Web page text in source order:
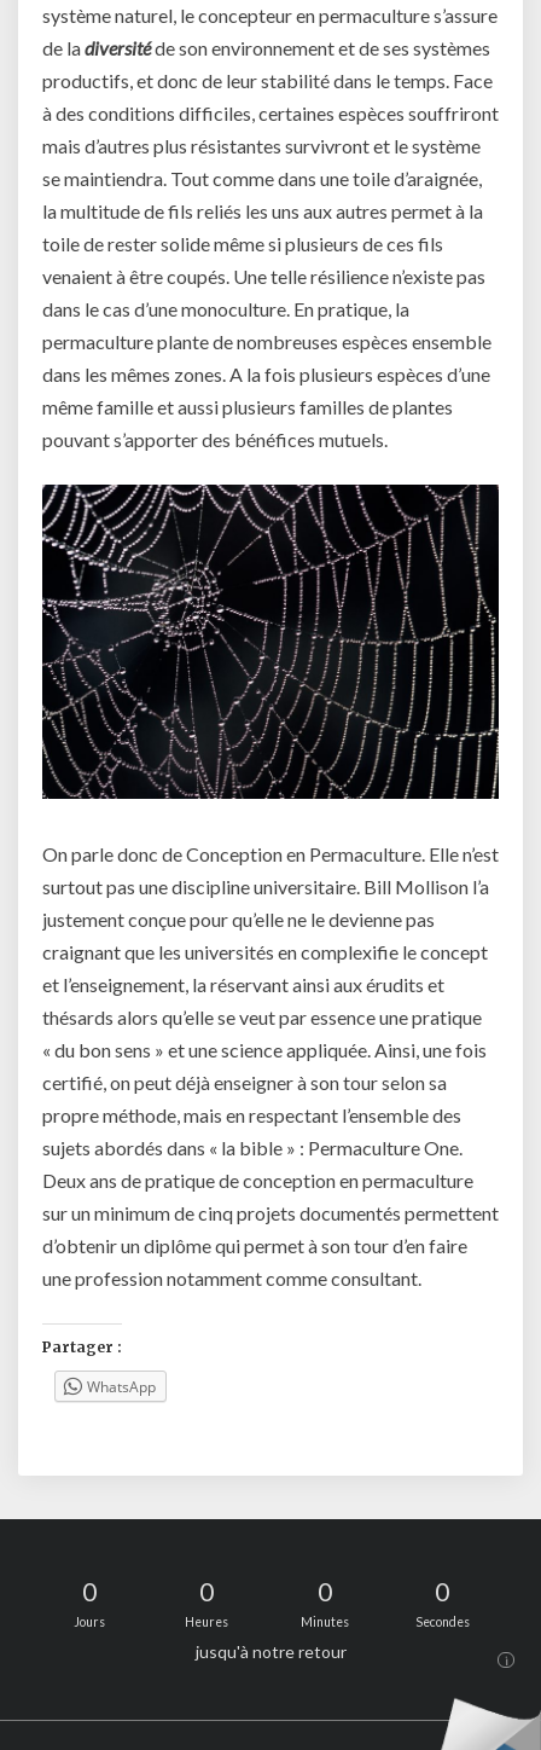
système naturel, le concepteur en permaculture s’assure
de ladiversitéde son environnement et de ses systèmes
productifs, et donc de leur stabilité dans le temps. Face
à des conditions difficiles, certaines espèces souffriront
mais d’autres plus résistantes survivront et le système
se maintiendra. Tout comme dans une toile d’araignée,
la multitude de fils reliés les uns aux autres permet à la
toile de rester solide même si plusieurs de ces fils
venaient à être coupés. Une telle résilience n’existe pas
dans le cas d’une monoculture. En pratique, la
permaculture plante de nombreuses espèces ensemble
dans les mêmes zones. A la fois plusieurs espèces d’une
même famille et aussi plusieurs familles de plantes
pouvant s’apporter des bénéfices mutuels.
On parle donc de Conception en Permaculture. Elle n’est
surtout pas une discipline universitaire. Bill Mollison l’a
justement conçue pour qu’elle ne le devienne pas
craignant que les universités en complexifie le concept
et l’enseignement, la réservant ainsi aux érudits et
thésards alors qu’elle se veut par essence une pratique
« du bon sens » et une science appliquée. Ainsi, une fois
certifié, on peut déjà enseigner à son tour selon sa
propre méthode, mais en respectant l’ensemble des
sujets abordés dans « la bible » : Permaculture One.
Deux ans de pratique de conception en permaculture
sur un minimum de cinq projets documentés permettent
d’obtenir un diplôme qui permet à son tour d’en faire
une profession notamment comme consultant.
Partager :
WhatsApp
0
Jours
0
Heures
0
Minutes
0
Secondes
jusqu'à notre retour i